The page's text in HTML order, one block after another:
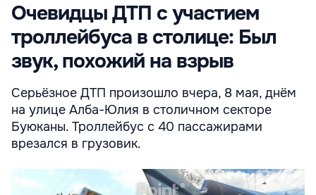
Очевидцы ДТП с участием
троллейбуса в столице: Был
звук, похожий на взрыв
Серьёзное ДТП произошло вчера, 8 мая, днём
на улице Алба-Юлия в столичном секторе
Буюканы. Троллейбус с 40 пассажирами
врезался в грузовик.